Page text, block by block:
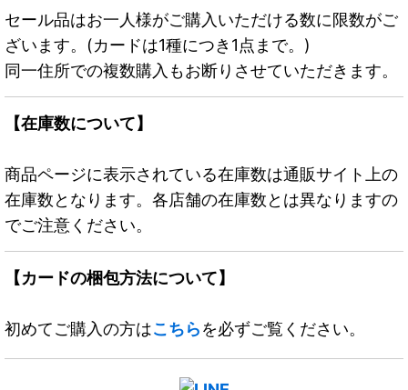
セール品はお一人様がご購入いただける数に限数がご
ざいます。(カードは1種につき1点まで。)
同一住所での複数購入もお断りさせていただきます。
【在庫数について】
商品ページに表示されている在庫数は通販サイト上の
在庫数となります。各店舗の在庫数とは異なりますの
でご注意ください。
【カードの梱包方法について】
初めてご購入の方はこちらを必ずご覧ください。